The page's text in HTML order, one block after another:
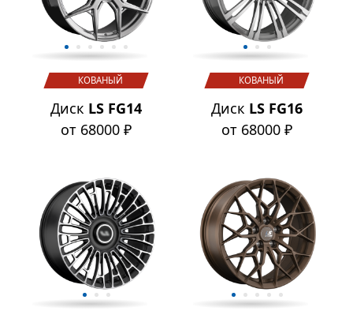
КОВАНЫЙ
Диск LS FG14
от 68000 ₽
КОВАНЫЙ
Диск LS FG16
от 68000 ₽